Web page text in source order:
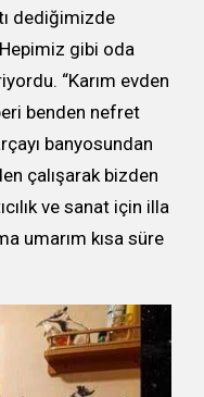
dediğimizde
gibi oda
“Karım evden
benden nefret
banyosundan
çalışarak bizden
ve sanat için illa
umarım kısa süre